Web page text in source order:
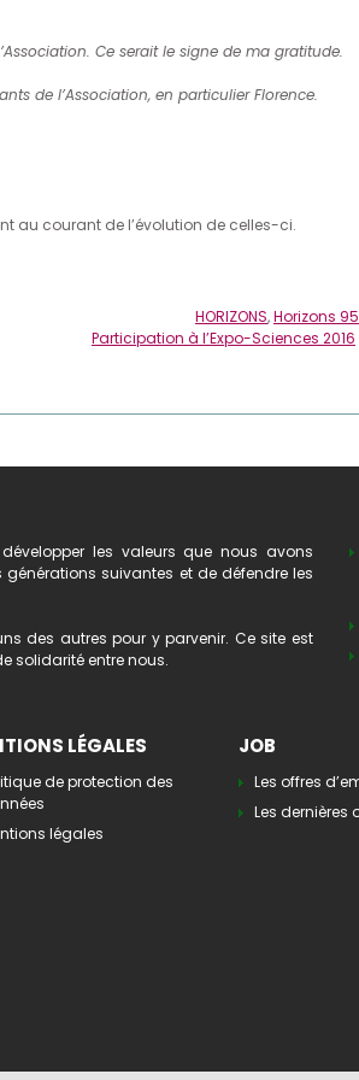
Ce serait le signe de ma gratitude.
de l’Association, en particulier Florence.
au courant de l’évolution de celles-ci.
HORIZONS,Horizons 95
Participation à l’Expo-Sciences 2016
les valeurs que nous avons
suivantes et de défendre les
des autres pour y parvenir. Ce site est
solidarité entre nous.
LÉGALES
de protection des
légales
JOB
Les offres
Les dernières